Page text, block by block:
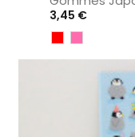
Prix
3,45 €